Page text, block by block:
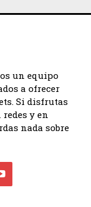
un equipo
a ofrecer
Si disfrutas
y en
nada sobre